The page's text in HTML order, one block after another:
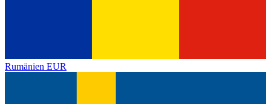
Rumänien EUR